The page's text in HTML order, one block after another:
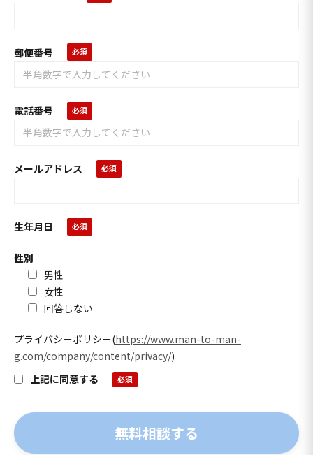
郵便番号
電話番号
メールアドレス
生年月日
性別
男性
女性
回答しない
プライバシーポリシー(https://www.man-to-man-
g.com/company/content/privacy/)
上記に同意する